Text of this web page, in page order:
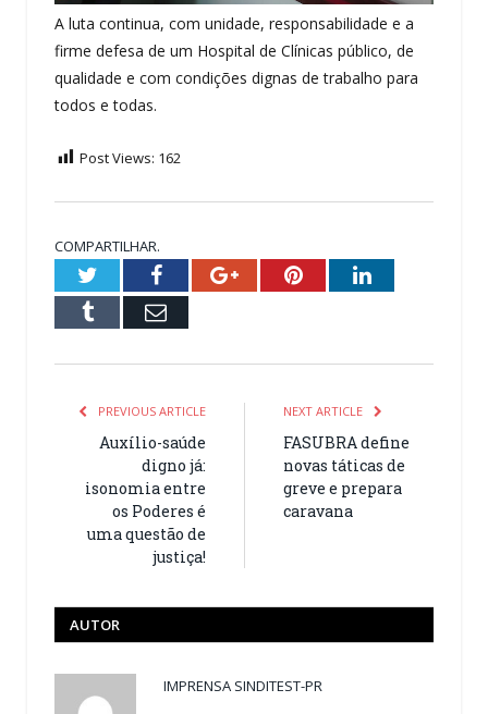
A luta continua, com unidade, responsabilidade e a
firme defesa de um Hospital de Clínicas público, de
qualidade e com condições dignas de trabalho para
todos e todas.
Post Views: 162
COMPARTILHAR.
TwitterFacebookGoogle+PinterestLinkedIn
Tumblr Email
PREVIOUS ARTICLE
Auxílio-saúde
digno já:
isonomia entre
os Poderes é
uma questão de
justiça!
NEXT ARTICLE
FASUBRA define
novas táticas de
greve e prepara
caravana
AUTOR
IMPRENSA SINDITEST-PR